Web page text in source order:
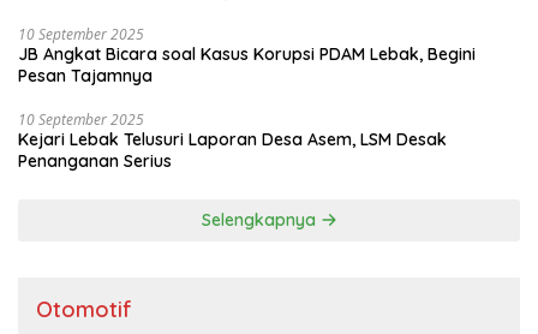
10 September 2025
JB Angkat Bicara soal Kasus Korupsi PDAM Lebak, Begini
Pesan Tajamnya
10 September 2025
Kejari Lebak Telusuri Laporan Desa Asem, LSM Desak
Penanganan Serius
Selengkapnya
Otomotif